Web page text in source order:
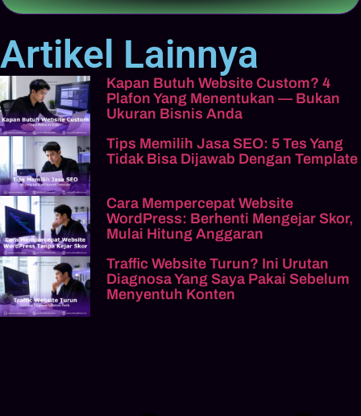
Artikel Lainnya
Kapan Butuh Website Custom? 4
Plafon Yang Menentukan — Bukan
Ukuran Bisnis Anda
Tips Memilih Jasa SEO: 5 Tes Yang
Tidak Bisa Dijawab Dengan Template
Cara Mempercepat Website
WordPress: Berhenti Mengejar Skor,
Mulai Hitung Anggaran
Traffic Website Turun? Ini Urutan
Diagnosa Yang Saya Pakai Sebelum
Menyentuh Konten